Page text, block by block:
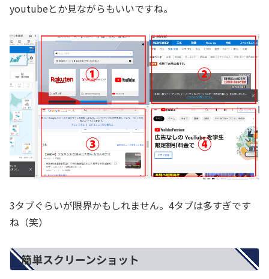
youtubeとか見ながらもいいですね。
3タブぐらいが限界かもしれません。4タブは多すぎです
ね（笑）
簡単スクリーンショット